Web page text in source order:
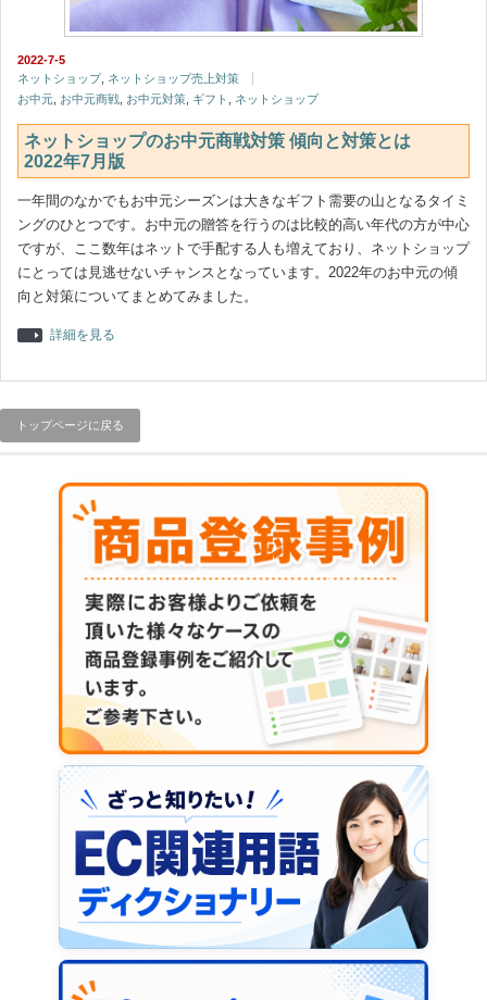
2022-7-5
ネットショップ, ネットショップ売上対策
お中元 お中元商戦 お中元対策 ギフト ネットショップ
ネットショップのお中元商戦対策 傾向と対策とは
2022年7月版
一年間のなかでもお中元シーズンは大きなギフト需要の山となるタイミ
ングのひとつです。お中元の贈答を行うのは比較的高い年代の方が中心
ですが、ここ数年はネットで手配する人も増えており、ネットショップ
にとっては見逃せないチャンスとなっています。2022年のお中元の傾
向と対策についてまとめてみました。
詳細を見る
トップページに戻る